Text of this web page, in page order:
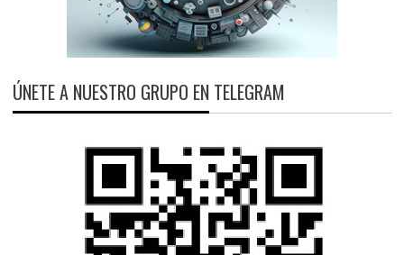
ÚNETE A NUESTRO GRUPO EN TELEGRAM